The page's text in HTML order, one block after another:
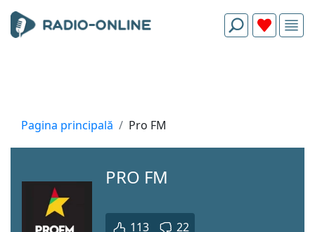
Pagina principală Pro FM
PRO FM
113 22